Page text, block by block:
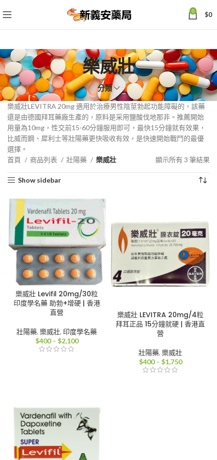
0 $0
樂威壯
分類
樂威壯LEVITRA 20mg 適用於治療男性陰莖勃起功能障礙的，該藥
還是由德國拜耳藥廠生產的，原料是采用鹽酸伐地那非。推薦開始
用量為10mg，性交前15-60分鐘服用即可，最快15分鐘就有效果，
比威而鋼、犀利士等壯陽藥更快吸收有效，是快速開始戰鬥的最優
選擇。
首頁
商品列表 壯陽藥 樂威壯 顯示所有 3 筆結果
Show sidebar
樂威壯 Levifil 20mg/30粒
印度學名藥 助勃+增硬 | 香港
直營
壯陽藥, 樂威壯, 印度學名藥
$400 – $2,100價
樂威壯 LEVITRA 20mg/4粒
拜耳正品 15分鐘就硬 | 香港直
營
壯陽藥, 樂威壯
$400 – $1,750價